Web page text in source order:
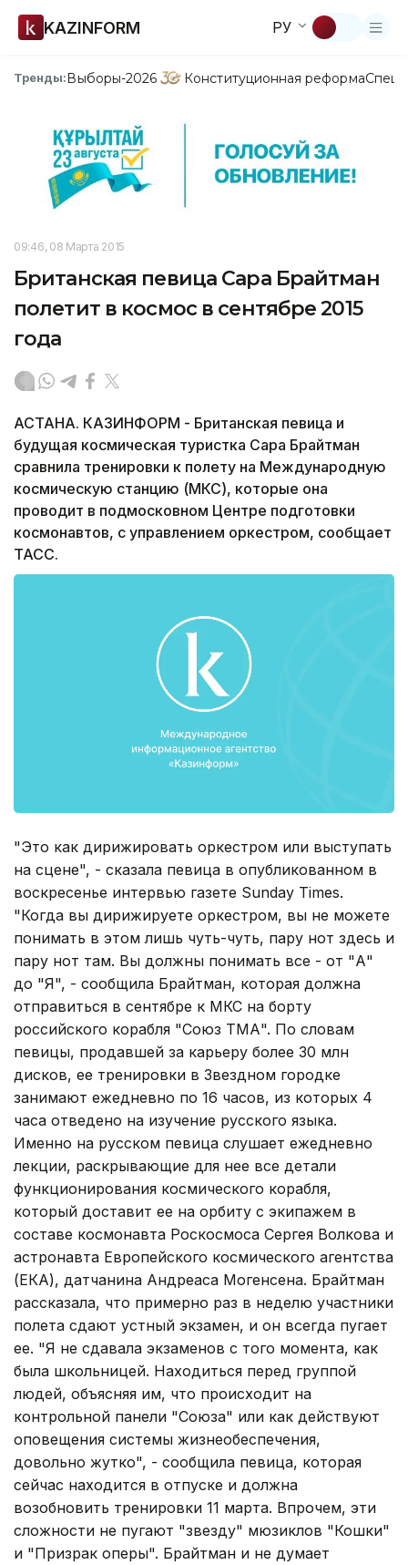
KAZINFORM РУ
Тренды:Выборы-2026 Конституционная реформа
09:46, 08 Марта 2015
Британская певица Сара Брайтман
полетит в космос в сентябре 2015
года
АСТАНА. КАЗИНФОРМ - Британская певица и
будущая космическая туристка Сара Брайтман
сравнила тренировки к полету на Международную
космическую станцию (МКС), которые она
проводит в подмосковном Центре подготовки
космонавтов, с управлением оркестром, сообщает
ТАСС.
"Это как дирижировать оркестром или выступать
на сцене", - сказала певица в опубликованном в
воскресенье интервью газете Sunday Times.
"Когда вы дирижируете оркестром, вы не можете
понимать в этом лишь чуть-чуть, пару нот здесь и
пару нот там. Вы должны понимать все - от "А"
до "Я", - сообщила Брайтман, которая должна
отправиться в сентябре к МКС на борту
российского корабля "Союз ТМА". По словам
певицы, продавшей за карьеру более 30 млн
дисков, ее тренировки в Звездном городке
занимают ежедневно по 16 часов, из которых 4
часа отведено на изучение русского языка.
Именно на русском певица слушает ежедневно
лекции, раскрывающие для нее все детали
функционирования космического корабля,
который доставит ее на орбиту с экипажем в
составе космонавта Роскосмоса Сергея Волкова и
астронавта Европейского космического агентства
(ЕКА), датчанина Андреаса Могенсена. Брайтман
рассказала, что примерно раз в неделю участники
полета сдают устный экзамен, и он всегда пугает
ее. "Я не сдавала экзаменов с того момента, как
была школьницей. Находиться перед группой
людей, объясняя им, что происходит на
контрольной панели "Союза" или как действуют
оповещения системы жизнеобеспечения,
довольно жутко", - сообщила певица, которая
сейчас находится в отпуске и должна
возобновить тренировки 11 марта. Впрочем, эти
сложности не пугают "звезду" мюзиклов "Кошки"
и "Призрак оперы". Брайтман и не думает